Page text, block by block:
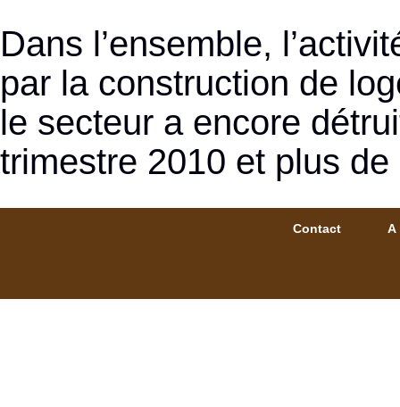
Dans l’ensemble,
par la construction de
le secteur a encore
trimestre 2010 et plus
Contact A